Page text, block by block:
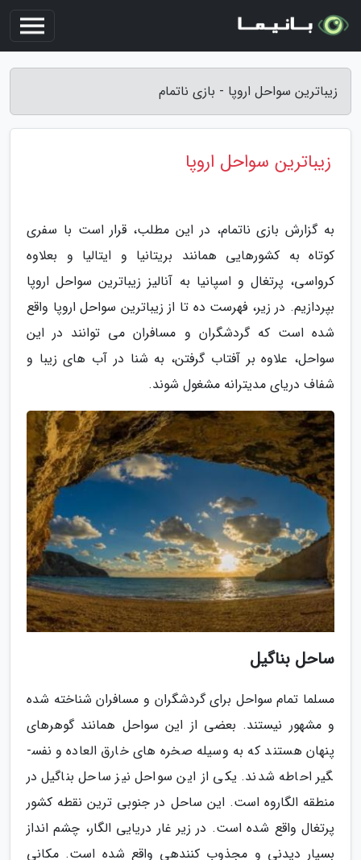
زیباترین سواحل اروپا - بازی ناتمام
زیباترین سواحل اروپا
به گزارش بازی ناتمام، در این مطلب، قرار است با سفری
کوتاه به کشورهایی همانند بریتانیا و ایتالیا و بعلاوه
کرواسی، پرتغال و اسپانیا به آنالیز زیباترین سواحل اروپا
بپردازیم. در زیر، فهرست ده تا از زیباترین سواحل اروپا واقع
شده است که گردشگران و مسافران می توانند در این
سواحل، علاوه بر آفتاب گرفتن، به شنا در آب های زیبا و
شفاف دریای مدیترانه مشغول شوند.
ساحل بناگیل
مسلما تمام سواحل برای گردشگران و مسافران شناخته شده
و مشهور نیستند. بعضی از این سواحل همانند گوهرهای
پنهان هستند که به وسیله صخره­ های خارق­ العاده و نفس­
گیر احاطه شدند. یکی از این سواحل نیز ساحل بناگیل در
منطقه الگاروه است. این ساحل در جنوبی ­ترین نقطه کشور
پرتغال واقع شده است. در زیر غار دریایی الگار، چشم انداز
بسیار دیدنی و مجذوب کنندهی واقع شده است. مکانی